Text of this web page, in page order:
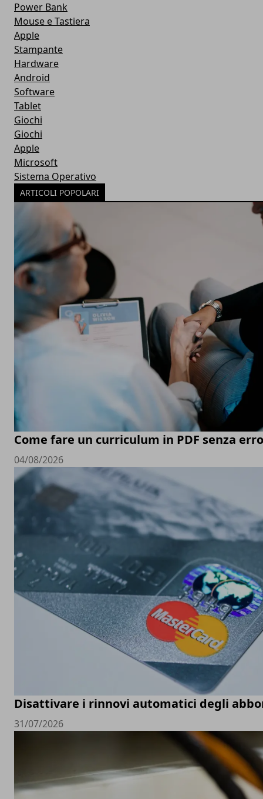
Power Bank
Mouse e Tastiera
Apple
Stampante
Hardware
Android
Software
Tablet
Giochi
Giochi
Apple
Microsoft
Sistema Operativo
ARTICOLI POPOLARI
Come fare un curriculum in PDF senza
04/08/2026
Disattivare i rinnovi automatici degli
31/07/2026